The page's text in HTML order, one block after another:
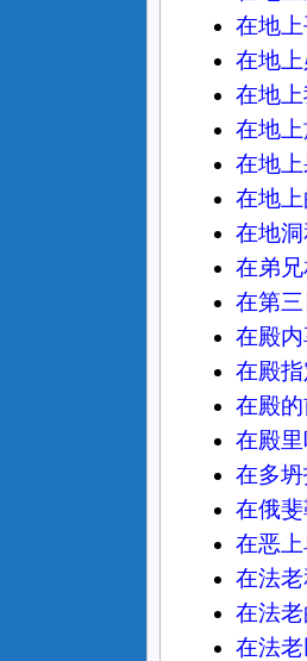
在地上
在地上
在地上
在地上
在地上
在地上
在地洞
在弟兄
在第三
在殿内
在殿指
在殿的
在殿
在多坍
在俄斐
在恶上
在法老
在法老
在法